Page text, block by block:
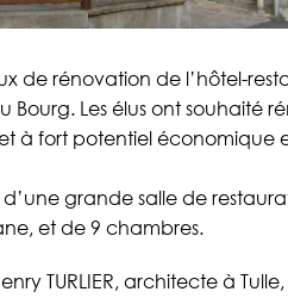
de rénovation de l’hôtel-
Les élus ont souhaité
à fort potentiel économique
grande salle de
et de 9 chambres.
TURLIER, architecte à Tulle,